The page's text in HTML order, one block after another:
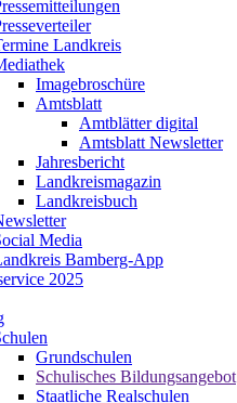
Landkreis
Imagebroschüre
Amtsblatt
Amtblätter digital
Amtsblatt Newsletter
Jahresbericht
Landkreismagazin
Landkreisbuch
Media
Bamberg-App
2025
Grundschulen
Schulisches Bildungsangebot
Staatliche Realschulen